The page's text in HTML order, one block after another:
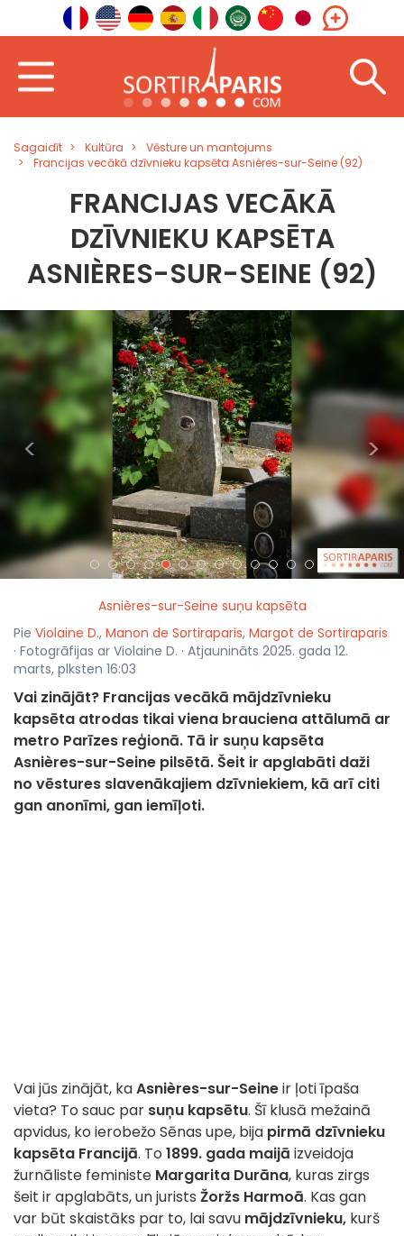
Sagaidīt Kultūra
Vēsture un mantojums
Francijas vecākā dzīvnieku kapsēta Asnières-sur-Seine (92)
FRANCIJAS VECĀKĀ
DZĪVNIEKU KAPSĒTA
ASNIÈRES-SUR-SEINE (92)
< >
Asnières-sur-Seine suņu kapsēta
Pie Violaine D., Manon de Sortiraparis, Margot de Sortiraparis
· Fotogrāfijas ar Violaine D. · Atjaunināts 2025. gada 12.
marts, plksten 16:03
Vai zinājāt? Francijas vecākā mājdzīvnieku
kapsēta atrodas tikai viena brauciena attālumā ar
metro Parīzes reģionā. Tā ir suņu kapsēta
Asnières-sur-Seine pilsētā. Šeit ir apglabāti daži
no vēstures slavenākajiem dzīvniekiem, kā arī citi
gan anonīmi, gan iemīļoti.
Vai jūs zinājāt, kaAsnières-sur-Seineir ļoti īpaša
vieta? To sauc par suņu kapsētu. Šī klusā mežainā
apvidus, ko ierobežo Sēnas upe, bija pirmā dzīvnieku
kapsēta Francijā. To 1899. gada maijā izveidoja
žurnāliste feministe Margarita Durāna, kuras zirgs
šeit ir apglabāts, un jurists Žoržs Harmoā. Kas gan
var būt skaistāks par to, lai savu mājdzīvnieku, kurš